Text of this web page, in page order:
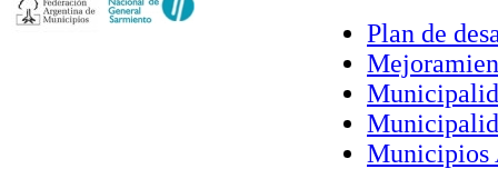
Plan de
Municipios